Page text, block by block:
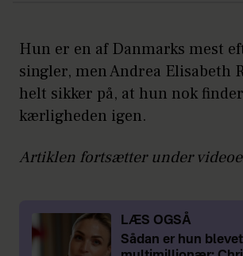
Hun er en af Danmarks mest
singler, men Andrea Elisabeth
helt sikker på, at hun nok finder
kærligheden igen.
Artiklen fortsætter under
LÆS OGSÅ
Sådan er hun blevet